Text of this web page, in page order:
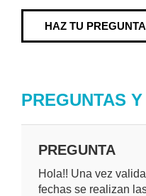
HAZ TU PREGUNTA
PREGUNTAS
PREGUNTA
Hola!! Una vez
fechas se realizan